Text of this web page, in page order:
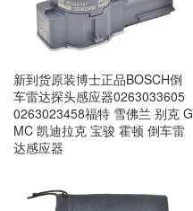
新到货原装博士正品BOSCH倒
车雷达探头感应器0263033605
0263023458福特 雪佛兰 别克 G
MC 凯迪拉克 宝骏 霍顿 倒车雷
达感应器